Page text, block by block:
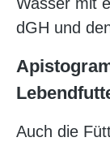
dGH und
Auch die